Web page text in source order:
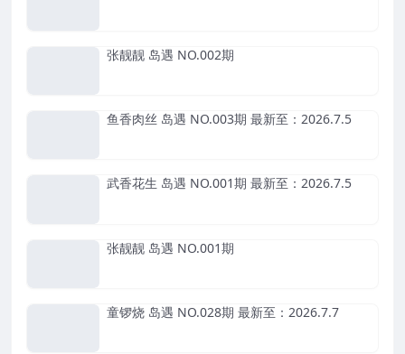
张靓靓 岛遇 NO.002期
鱼香肉丝 岛遇 NO.003期 最新至：2026.7.5
武香花生 岛遇 NO.001期 最新至：2026.7.5
张靓靓 岛遇 NO.001期
童锣烧 岛遇 NO.028期 最新至：2026.7.7